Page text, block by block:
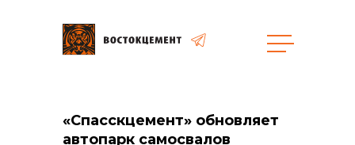
Объекты
«Спасскцемент» обновляет
автопарк самосвалов